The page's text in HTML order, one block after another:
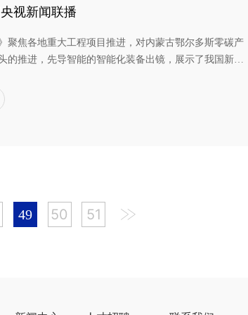
视新闻联播
聚焦各地重大工程项目推进，对内蒙古鄂尔多斯零碳产
的推进，先导智能的智能化装备出镜，展示了我国新能
产业链中80%的能源直接来自于风电、光伏和储能，实现
49 50 51